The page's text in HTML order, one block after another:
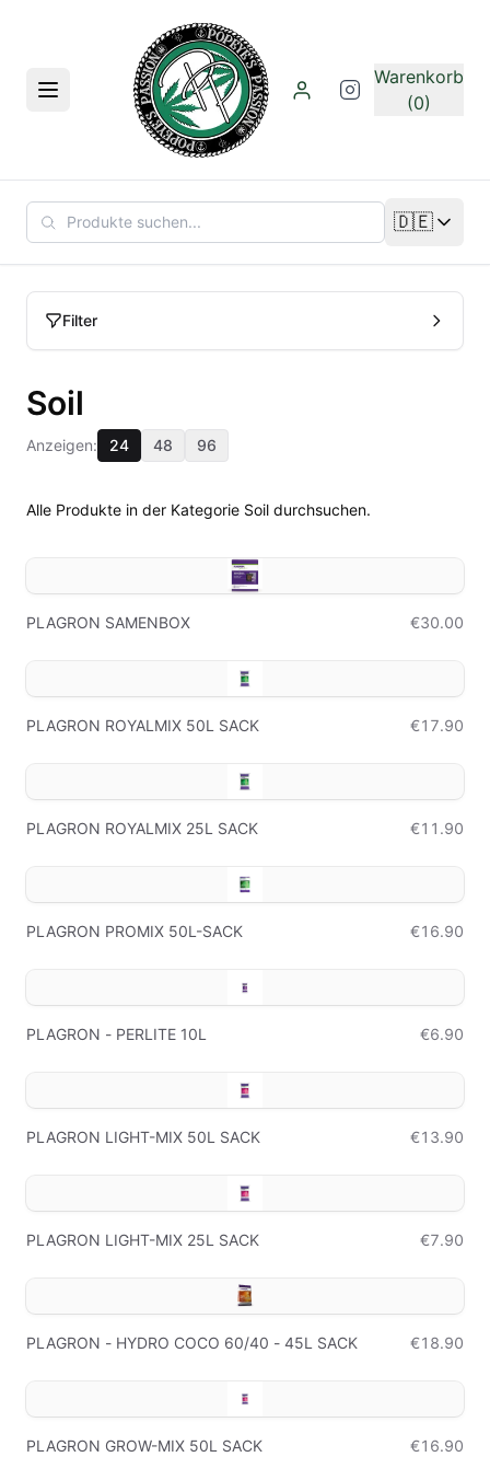
Menü
Warenkorb
(0)
🇩🇪
Sprache
Filter
Soil
Anzeigen: 24 48 96
Alle Produkte in der Kategorie Soil durchsuchen.
PLAGRON SAMENBOX €30.00
PLAGRON ROYALMIX 50L SACK €17.90
PLAGRON ROYALMIX 25L SACK €11.90
PLAGRON PROMIX 50L-SACK €16.90
PLAGRON - PERLITE 10L €6.90
PLAGRON LIGHT-MIX 50L SACK €13.90
PLAGRON LIGHT-MIX 25L SACK €7.90
PLAGRON - HYDRO COCO 60/40 - 45L SACK €18.90
PLAGRON GROW-MIX 50L SACK €16.90